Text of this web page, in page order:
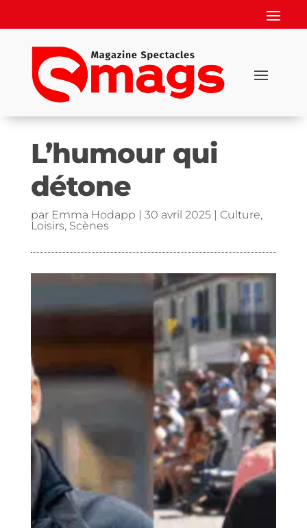
L’humour qui
détone
par Emma Hodapp | 30 avril 2025| Culture,
Loisirs, Scènes